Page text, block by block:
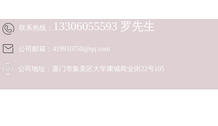
联系热线： 13306055593 罗先生
公司邮箱：419910750@qq.com
公司地址：厦门市集美区大学康城商业街22号105